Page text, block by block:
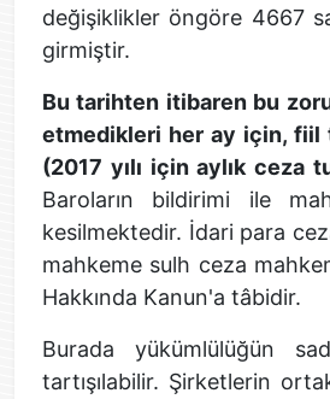
değişiklikler öngöre 4667
girmiştir.
Bu tarihten itibaren bu
etmedikleri her ay için, fiil
(2017 yılı için aylık ceza
Baroların bildirimi ile
kesilmektedir. İdari para
mahkeme sulh ceza
Hakkında Kanun'a tâbidir.
Burada yükümlülüğün
tartışılabilir. Şirketlerin